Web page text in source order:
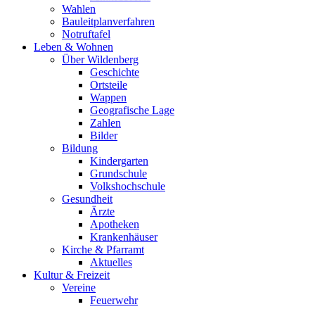
Wahlen
Bauleitplanverfahren
Notruftafel
Leben & Wohnen
Über Wildenberg
Geschichte
Ortsteile
Wappen
Geografische Lage
Zahlen
Bilder
Bildung
Kindergarten
Grundschule
Volkshochschule
Gesundheit
Ärzte
Apotheken
Krankenhäuser
Kirche & Pfarramt
Aktuelles
Kultur & Freizeit
Vereine
Feuerwehr